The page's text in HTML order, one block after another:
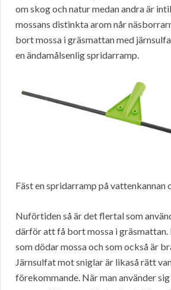
om skog och natur medan andra är
mossans distinkta arom når
bort mossa i gräsmattan med
en ändamålsenlig spridarramp.
Fäst en spridarramp på vattenkannan
Nuförtiden så är det flertal som
därför att få bort mossa i gräsmattan.
som dödar mossa och som också är
Järnsulfat mot sniglar är likaså rätt
förekommande. När man använder